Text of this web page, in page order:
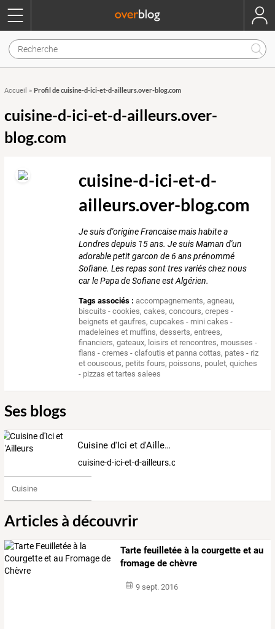
Accueil » Profil de cuisine-d-ici-et-d-ailleurs.over-blog.com
cuisine-d-ici-et-d-ailleurs.over-
blog.com
cuisine-d-ici-et-d-
ailleurs.over-blog.com
Je suis d'origine Francaise mais habite a
Londres depuis 15 ans. Je suis Maman d'un
adorable petit garcon de 6 ans prénommé
Sofiane. Les repas sont tres variés chez nous
car le Papa de Sofiane est Algérien.
Tags associés : accompagnements,agneau,
biscuits - cookies,cakes,concours,crepes -
beignets et gaufres,cupcakes - mini cakes -
madeleines et muffins,desserts,entrees,
financiers,gateaux, loisirs et rencontres, mousses -
flans - cremes - clafoutis et panna cottas, pates - riz
et couscous, petits fours, poissons, poulet,quiches
- pizzas et tartes salees
Ses blogs
Cuisine d'Ici et d'Ailleurs
cuisine-d-ici-et-d-ailleurs.over-blog.com
Cuisine
Articles à découvrir
Tarte feuilletée à la courgette et au
fromage de chèvre
9 sept. 2016